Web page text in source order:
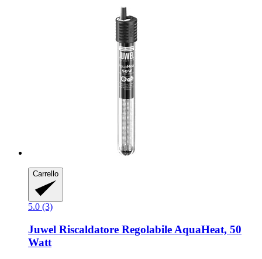
Carrello
5.0 (3)
Juwel Riscaldatore Regolabile AquaHeat, 50
Watt